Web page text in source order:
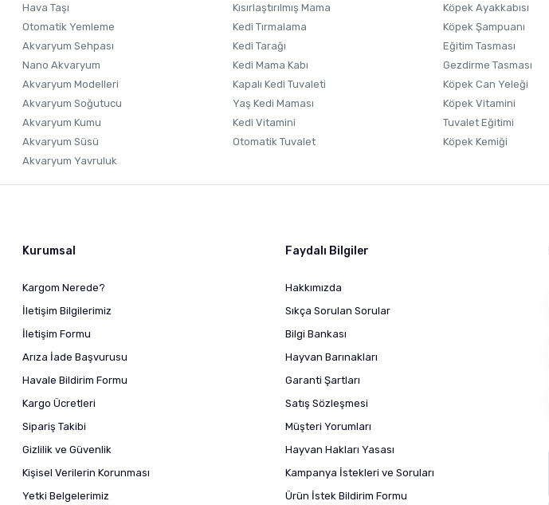
Hava Taşı
Otomatik Yemleme
Akvaryum Sehpası
Nano Akvaryum
Akvaryum Modelleri
Akvaryum Soğutucu
Akvaryum Kumu
Akvaryum Süsü
Akvaryum Yavruluk
Kısırlaştırılmış Mama
Kedi Tırmalama
Kedi Tarağı
Kedi Mama Kabı
Kapalı Kedi Tuvaleti
Yaş Kedi Maması
Kedi Vitamini
Otomatik Tuvalet
Köpek Ayakkabısı
Köpek Şampuanı
Eğitim Tasması
Gezdirme Tasması
Köpek Can Yeleği
Köpek Vitamini
Tuvalet Eğitimi
Köpek Kemiği
Kurumsal
Kargom Nerede?
İletişim Bilgilerimiz
İletişim Formu
Arıza İade Başvurusu
Havale Bildirim Formu
Kargo Ücretleri
Sipariş Takibi
Gizlilik ve Güvenlik
Kişisel Verilerin Korunması
Yetki Belgelerimiz
Faydalı Bilgiler
Hakkımızda
Sıkça Sorulan Sorular
Bilgi Bankası
Hayvan Barınakları
Garanti Şartları
Satış Sözleşmesi
Müşteri Yorumları
Hayvan Hakları Yasası
Kampanya İstekleri ve Soruları
Ürün İstek Bildirim Formu